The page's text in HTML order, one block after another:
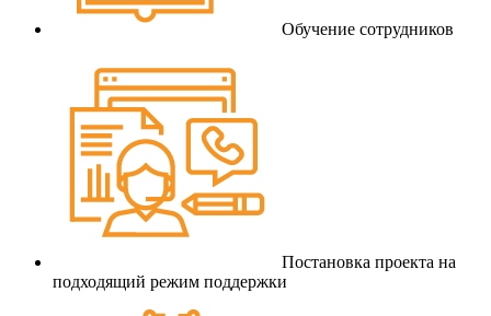
Обучение сотрудников
Постановка проекта на
подходящий режим поддержки